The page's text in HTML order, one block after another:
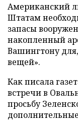
Американский
Штатам
запасы
накопленный
Вашингтону
вещей».
Как писала
встречи в
просьбу